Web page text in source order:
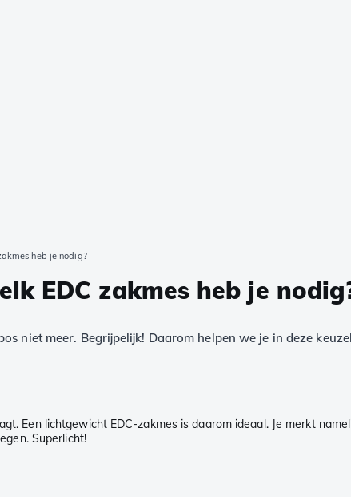
heb je nodig?
EDC zakmes heb je
niet meer. Begrijpelijk! Daarom helpen we je in deze
Een lichtgewicht EDC-zakmes is daarom ideaal. Je merkt
Superlicht!